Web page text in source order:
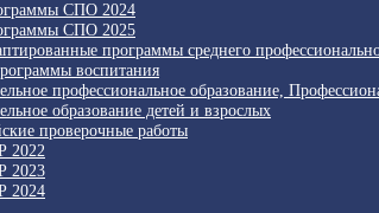
СПО 2024
СПО 2025
программы среднего
воспитания
профессиональное образование,
образование детей и взрослых
проверочные работы
2022
2023
2024